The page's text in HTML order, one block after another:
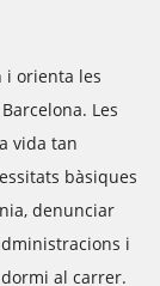
i orienta les
Les
vida tan
bàsiques
denunciar
i
al carrer.